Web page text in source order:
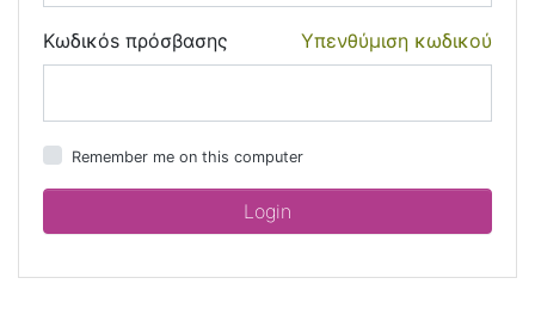
Υπενθύμιση κωδικού
Κωδικόs πρόσβασης
Remember me on this computer